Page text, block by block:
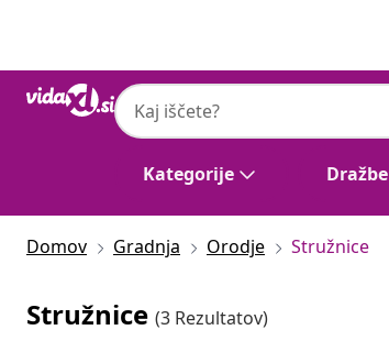
Kategorije Dražbe
Domov Gradnja Orodje Stružnice
Stružnice (3 Rezultatov)